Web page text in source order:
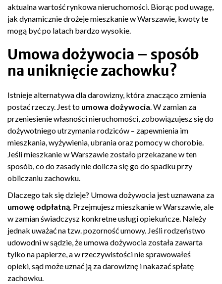
aktualna wartość rynkowa nieruchomości. Biorąc pod uwagę,
jak dynamicznie drożeje mieszkanie w Warszawie, kwoty te
mogą być po latach bardzo wysokie.
Umowa dożywocia – sposób
na uniknięcie zachowku?
Istnieje alternatywa dla darowizny, która znacząco zmienia
postać rzeczy. Jest to umowa dożywocia. W zamian za
przeniesienie własności nieruchomości, zobowiązujesz się do
dożywotniego utrzymania rodziców – zapewnienia im
mieszkania, wyżywienia, ubrania oraz pomocy w chorobie.
Jeśli mieszkanie w Warszawie zostało przekazane w ten
sposób, co do zasady nie dolicza się go do spadku przy
obliczaniu zachowku.
Dlaczego tak się dzieje? Umowa dożywocia jest uznawana za
umowę odpłatną. Przejmujesz mieszkanie w Warszawie, ale
w zamian świadczysz konkretne usługi opiekuńcze. Należy
jednak uważać na tzw. pozorność umowy. Jeśli rodzeństwo
udowodni w sądzie, że umowa dożywocia została zawarta
tylko na papierze, a w rzeczywistości nie sprawowałeś
opieki, sąd może uznać ją za darowiznę i nakazać spłatę
zachowku.